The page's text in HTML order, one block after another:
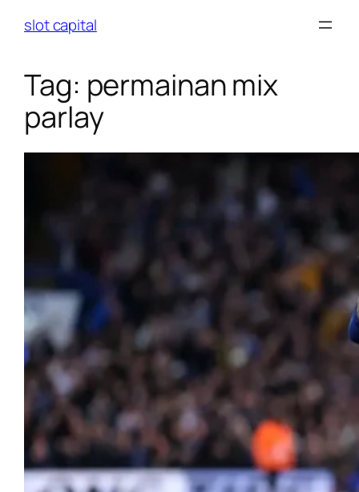
slot capital
Tag: permainan mix
parlay